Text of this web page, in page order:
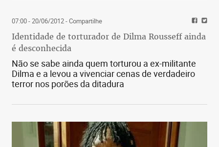
07:00 - 20/06/2012- Compartilhe
Identidade de torturador de Dilma Rousseff ainda
é desconhecida
Não se sabe ainda quem torturou a ex-militante
Dilma e a levou a vivenciar cenas de verdadeiro
terror nos porões da ditadura